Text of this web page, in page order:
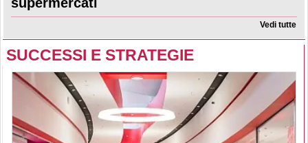
Vedi tutte
SUCCESSI E STRATEGIE